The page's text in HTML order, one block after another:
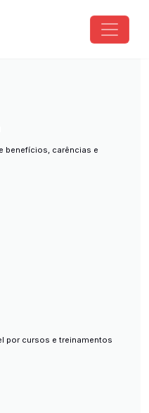
Comercial
benefícios, carências e
por cursos e treinamentos